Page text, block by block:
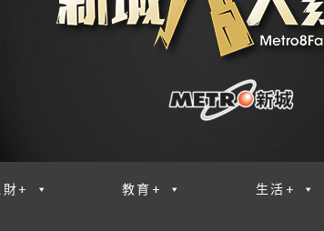
財+ 教育+ 生活+